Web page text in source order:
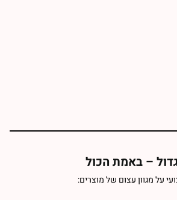
– באמת הכול
על מגוון עצום של מוצרים: